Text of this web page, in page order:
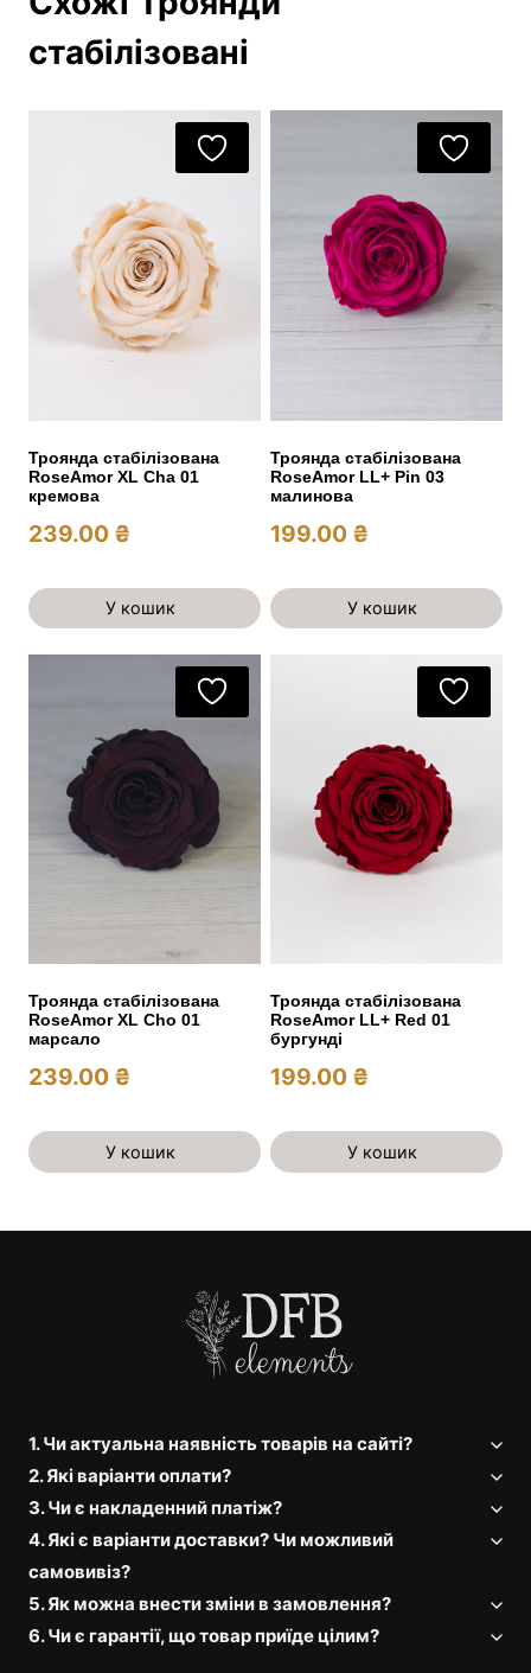
стабілізовані
Троянда стабілізована
RoseAmor XL Cha 01
кремова
239.00 ₴
У кошик
Троянда стабілізована
RoseAmor LL+ Pin 03
малинова
199.00 ₴
У кошик
Троянда стабілізована
RoseAmor XL Cho 01
марсало
239.00 ₴
У кошик
Троянда стабілізована
RoseAmor LL+ Red 01
бургунді
199.00 ₴
У кошик
1. Чи актуальна наявність товарів на сайті?
2. Які варіанти оплати?
3. Чи є накладенний платіж?
4. Які є варіанти доставки? Чи можливий
самовивіз?
5. Як можна внести зміни в замовлення?
6. Чи є гарантії, що товар приїде цілим?